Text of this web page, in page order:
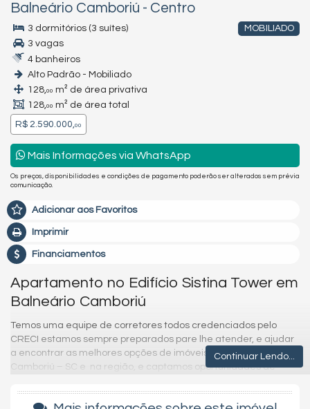
Balneário Camboriú - Centro
MOBILIADO
3 dormitórios (3 suítes)
3 vagas
4 banheiros
Alto Padrão - Mobiliado
128,00 m² de área privativa
128,00 m² de área total
R$ 2.590.000,00
Mais Informações via WhatsApp
Os preços, disponibilidades e condições de pagamento poderão ser alterados sem prévia
comunicação.
Adicionar aos Favoritos
Imprimir
Financiamentos
Apartamento no Edifício Sistina Tower em
Balneário Camboriú
Temos uma equipe de corretores todos credenciados pelo
CRECI estamos sempre preparados pare lhe atender, e ajudar
a encontrar as melhores opções de imóveis em Balneário
Camboriú – SC e na região, e captamos oportunidades de
com a maior segurança que existe.
Continuar Lendo...